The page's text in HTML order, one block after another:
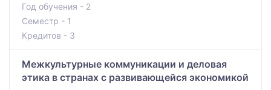
Год обучения - 2
Семестр - 1
Кредитов - 3
Межкультурные коммуникации и деловая
этика в странах с развивающейся экономикой